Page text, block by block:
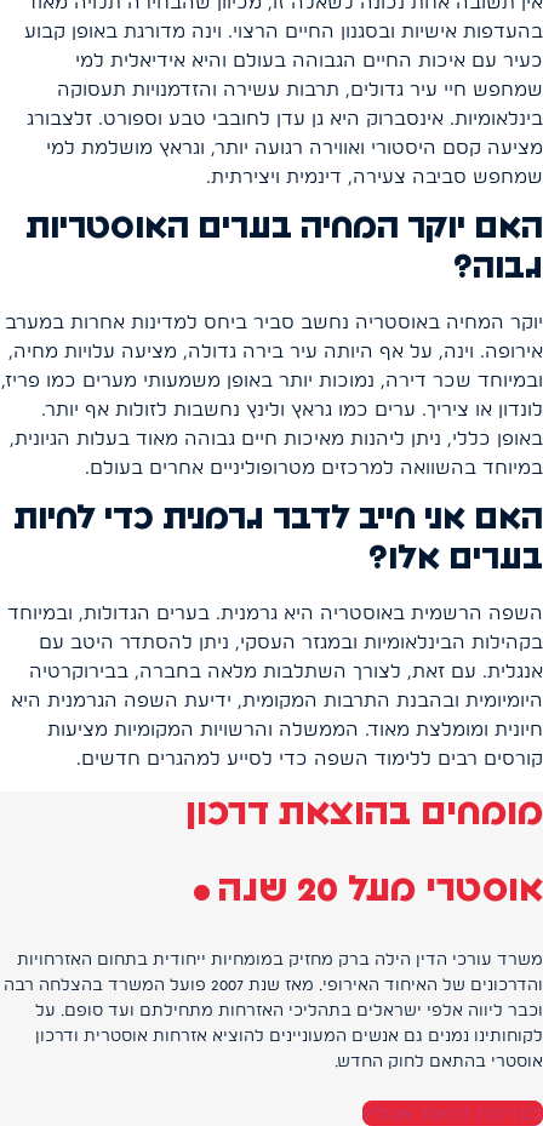
בהעדפות אישיות ובסגנון החיים הרצוי. וינה מדורגת באופן קבוע
כעיר עם איכות החיים הגבוהה בעולם והיא אידיאלית למי
שמחפש חיי עיר גדולים, תרבות עשירה והזדמנויות תעסוקה
בינלאומיות. אינסברוק היא גן עדן לחובבי טבע וספורט. זלצבורג
מציעה קסם היסטורי ואווירה רגועה יותר, וגראץ מושלמת למי
שמחפש סביבה צעירה, דינמית ויצירתית.
האם יוקר המחיה בערים האוסטריות
גבוה?
יוקר המחיה באוסטריה נחשב סביר ביחס למדינות אחרות במערב
אירופה. וינה, על אף היותה עיר בירה גדולה, מציעה עלויות מחיה,
ובמיוחד שכר דירה, נמוכות יותר באופן משמעותי מערים כמו פריז,
לונדון או ציריך. ערים כמו גראץ ולינץ נחשבות לזולות אף יותר.
באופן כללי, ניתן ליהנות מאיכות חיים גבוהה מאוד בעלות הגיונית,
במיוחד בהשוואה למרכזים מטרופוליניים אחרים בעולם.
האם אני חייב לדבר גרמנית כדי לחיות
בערים אלו?
השפה הרשמית באוסטריה היא גרמנית. בערים הגדולות, ובמיוחד
בקהילות הבינלאומיות ובמגזר העסקי, ניתן להסתדר היטב עם
אנגלית. עם זאת, לצורך השתלבות מלאה בחברה, בבירוקרטיה
היומיומית ובהבנת התרבות המקומית, ידיעת השפה הגרמנית היא
חיונית ומומלצת מאוד. הממשלה והרשויות המקומיות מציעות
קורסים רבים ללימוד השפה כדי לסייע למהגרים חדשים.
מומחים בהוצאת דרכון
אוסטרי מעל 20 שנה .
משרד עורכי הדין הילה ברק מחזיק במומחיות ייחודית בתחום האזרחויות
והדרכונים של האיחוד האירופי. מאז שנת 2007 פועל המשרד בהצלחה רבה
וכבר ליווה אלפי ישראלים בתהליכי האזרחות מתחילתם ועד סופם. על
לקוחותינו נמנים גם אנשים המעוניינים להוציא אזרחות אוסטרית ודרכון
אוסטרי בהתאם לחוק החדש.
לבדיקת זכאות אונליין